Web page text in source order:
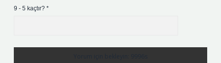
9 - 5 kaçtır? *